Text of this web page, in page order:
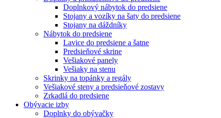
Doplnkový nábytok do predsiene
Stojany a vozíky na šaty do predsiene
Stojany na dáždníky
Nábytok do predsiene
Lavice do predsiene a šatne
Predsieňové skrine
Vešiakové panely
Vešiaky na stenu
Skrinky na topánky a regály
Vešiakové steny a predsieňové zostavy
Zrkadlá do predsiene
Obývacie izby
Doplnky do obývačky